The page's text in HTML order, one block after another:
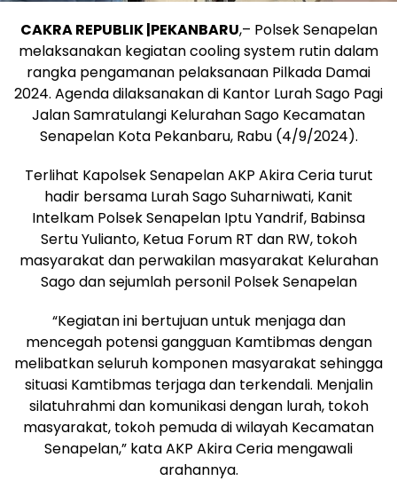
CAKRA REPUBLIK |PEKANBARU,– Polsek Senapelan
melaksanakan kegiatan cooling system rutin dalam
rangka pengamanan pelaksanaan Pilkada Damai
2024. Agenda dilaksanakan di Kantor Lurah Sago Pagi
Jalan Samratulangi Kelurahan Sago Kecamatan
Senapelan Kota Pekanbaru, Rabu (4/9/2024).
Terlihat Kapolsek Senapelan AKP Akira Ceria turut
hadir bersama Lurah Sago Suharniwati, Kanit
Intelkam Polsek Senapelan Iptu Yandrif, Babinsa
Sertu Yulianto, Ketua Forum RT dan RW, tokoh
masyarakat dan perwakilan masyarakat Kelurahan
Sago dan sejumlah personil Polsek Senapelan
“Kegiatan ini bertujuan untuk menjaga dan
mencegah potensi gangguan Kamtibmas dengan
melibatkan seluruh komponen masyarakat sehingga
situasi Kamtibmas terjaga dan terkendali. Menjalin
silatuhrahmi dan komunikasi dengan lurah, tokoh
masyarakat, tokoh pemuda di wilayah Kecamatan
Senapelan,” kata AKP Akira Ceria mengawali
arahannya.